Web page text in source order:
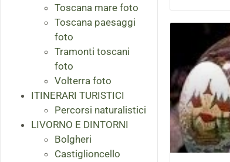
Toscana mare foto
Toscana paesaggi
foto
Tramonti toscani
foto
Volterra foto
ITINERARI TURISTICI
Percorsi naturalistici
LIVORNO E DINTORNI
Bolgheri
Castiglioncello